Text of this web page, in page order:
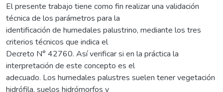
El presente trabajo tiene como fin realizar una validación
técnica de los parámetros para la
identificación de humedales palustrino, mediante los tres
criterios técnicos que indica el
Decreto N° 42760. Así verificar si en la práctica la
interpretación de este concepto es el
adecuado. Los humedales palustres suelen tener vegetación
hidrófila, suelos hidrómorfos y